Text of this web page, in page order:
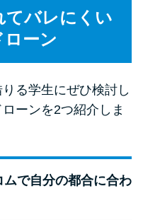
てバレにくい
ローン
る学生にぜひ検討し
ーンを2つ紹介しま
で自分の都合に合わ